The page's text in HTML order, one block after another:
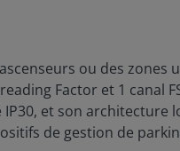
ou des zones
Factor et 1 canal
et son
de gestion de